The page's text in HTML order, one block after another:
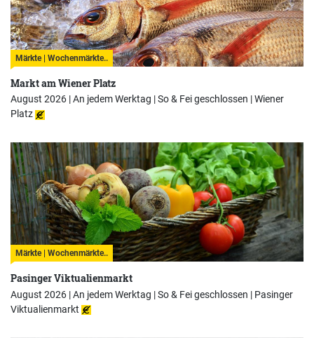
Märkte | Wochenmärkte..
Markt am Wiener Platz
August 2026 | An jedem Werktag | So & Fei geschlossen |Wiener
Platz
Märkte | Wochenmärkte..
Pasinger Viktualienmarkt
August 2026 | An jedem Werktag | So & Fei geschlossen | Pasinger
Viktualienmarkt